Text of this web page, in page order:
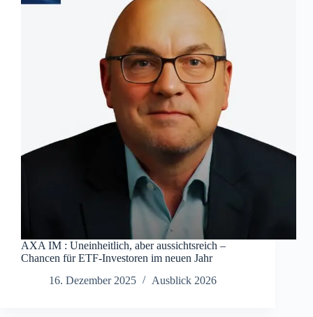
AXA IM : Uneinheitlich, aber aussichtsreich –
Chancen für ETF-Investoren im neuen Jahr
16. Dezember 2025
Ausblick 2026